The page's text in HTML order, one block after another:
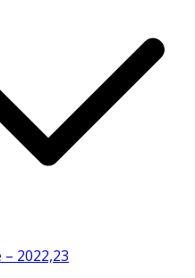
– 2022,23